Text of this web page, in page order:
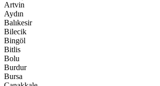
Artvin
Aydın
Balıkesir
Bilecik
Bingöl
Bitlis
Bolu
Burdur
Bursa